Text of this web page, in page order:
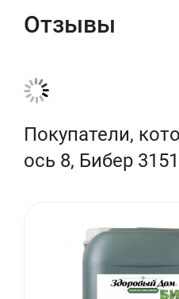
Отзывы
Покупатели,
ось 8, Бибер